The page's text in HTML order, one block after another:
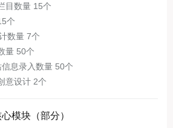
目数量 15个
个
数量 7个
量 50个
息录入数量 50个
意设计 2个
模块（部分）